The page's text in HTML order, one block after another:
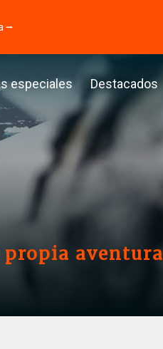
⭢
especiales Destacados
aventura